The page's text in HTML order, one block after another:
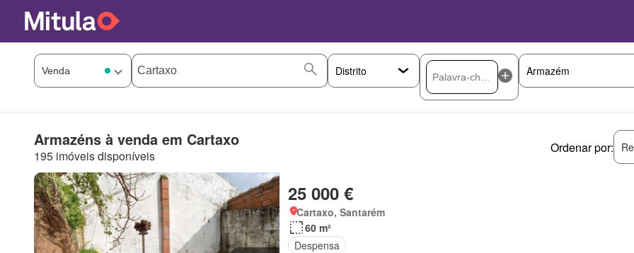
Armazéns à venda em Cartaxo
195 imóveis disponíveis
Ordenar por:
25 000 €
Cartaxo, Santarém
60 m²
Despensa